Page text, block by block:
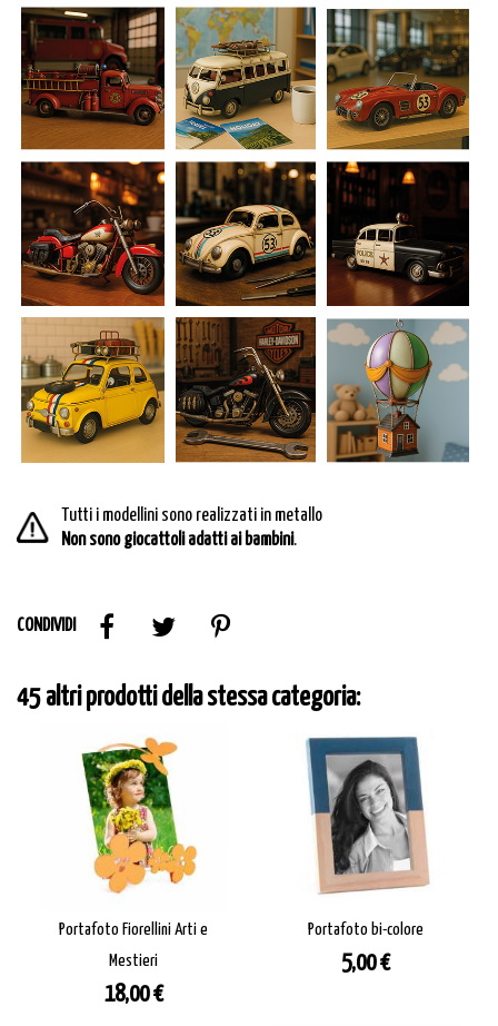
Tutti i modellini sono realizzati in metallo
Non sono giocattoli adatti ai bambini.
CONDIVIDI
45 altri prodotti della stessa categoria:
Portafoto Fiorellini Arti e
Mestieri
Prezzo
18,00 €
Portafoto bi-colore
Prezzo
5,00 €